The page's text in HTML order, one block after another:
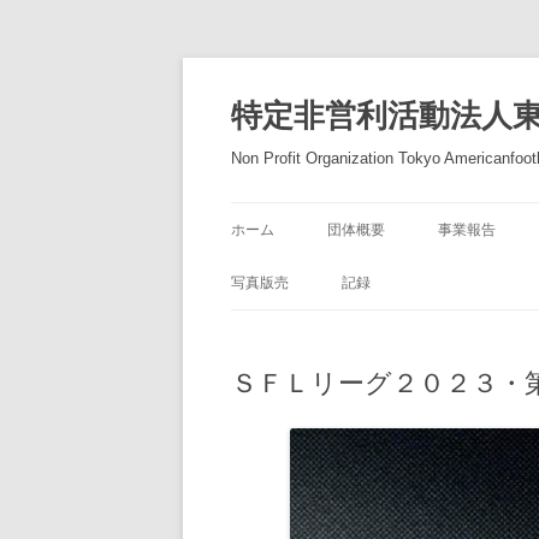
テ
ン
ツ
へ
ス
特定非営利活動法人
Non Profit Organization Tokyo
ホーム 団体概要 事業報告
写真版売 記録
ＳＦＬリーグ２０２３・